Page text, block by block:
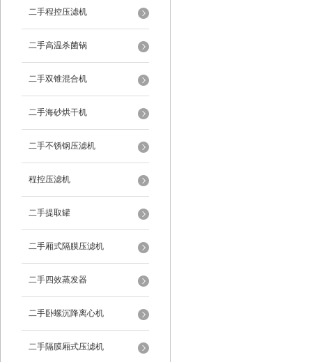
二手程控压滤机
二手高温杀菌锅
二手双锥混合机
二手海砂烘干机
二手不锈钢压滤机
程控压滤机
二手提取罐
二手厢式隔膜压滤机
二手四效蒸发器
二手卧螺沉降离心机
二手隔膜厢式压滤机